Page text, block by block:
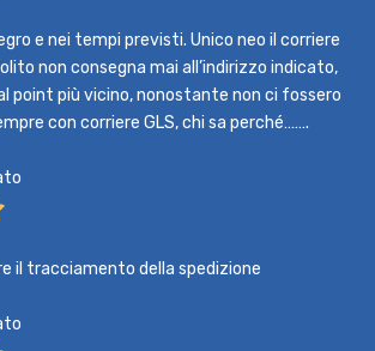
e nei tempi previsti. Unico neo il corriere
non consegna mai all’indirizzo indicato,
point più vicino, nonostante non ci fossero
con corriere GLS, chi sa perché…….
il tracciamento della spedizione